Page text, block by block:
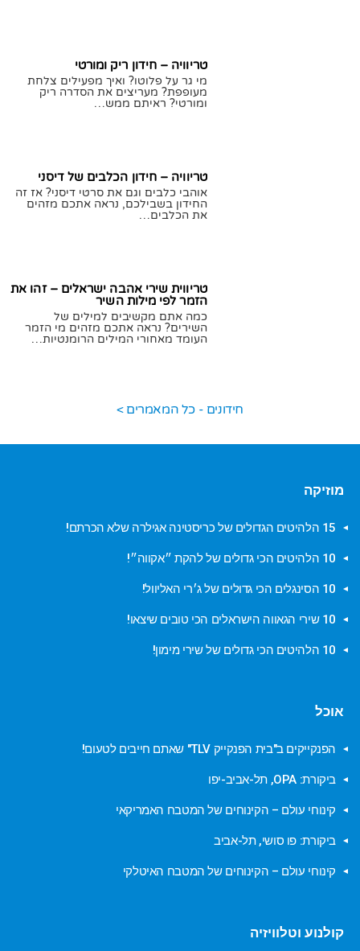
טריוויה – חידון ריק ומורטי
מי גר על פלוטו? ואיך מפעילים צלחת
מעופפת? מעריצים את הסדרה ריק
ומורטי? ראיתם ממש…
טריוויה – חידון הכלבים של דיסני
אוהבי כלבים וגם את סרטי דיסני? אז זה
החידון בשבילכם, נראה אתכם מזהים
את הכלבים…
טריווית שירי אהבה ישראלים – זהו את
הזמר לפי מילות השיר
כמה אתם מקשיבים למילים של
השירים? נראה אתכם מזהים מי הזמר
העומד מאחורי המילים הרומנטיות…
חידונים - כל המאמרים >
מוזיקה
15 הלהיטים הגדולים של כריסטינה אגילרה שלא הכרתם!
10 הלהיטים הכי גדולים של להקת ״אקווה״!
10 הסינגלים הכי גדולים של ג׳רי האליוול!
10 שירי הגאווה הישראלים הכי טובים שיצאו!
10 הלהיטים הכי גדולים של שירי מימון!
אוכל
הפנקייקים ב"בית הפנקייק TLV" שאתם חייבים לטעום!
ביקורת: OPA, תל-אביב-יפו
קינוחי עולם – הקינוחים של המטבח האמריקאי
ביקורת: פו סושי, תל-אביב
קינוחי עולם – הקינוחים של המטבח האיטלקי
קולנוע וטלוויזיה